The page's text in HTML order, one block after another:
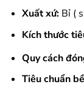
Xuất xứ:Bỉ (
Kích thước
Quy cách
Tiêu chuẩn